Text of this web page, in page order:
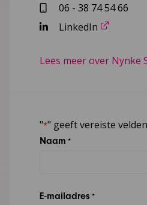
06 - 38 74 54 66
LinkedIn
Lees meer over Nynke
"*" geeft vereiste
Naam *
E-mailadres *